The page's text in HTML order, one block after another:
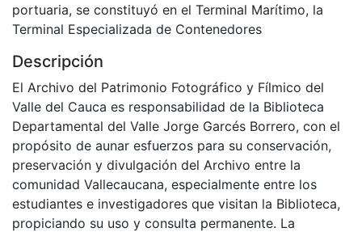
portuaria, se constituyó en el Terminal Marítimo, la
Terminal Especializada de Contenedores
Descripción
El Archivo del Patrimonio Fotográfico y Fílmico del
Valle del Cauca es responsabilidad de la Biblioteca
Departamental del Valle Jorge Garcés Borrero, con el
propósito de aunar esfuerzos para su conservación,
preservación y divulgación del Archivo entre la
comunidad Vallecaucana, especialmente entre los
estudiantes e investigadores que visitan la Biblioteca,
propiciando su uso y consulta permanente. La